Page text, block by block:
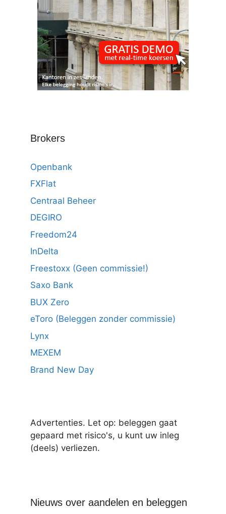
Brokers
Openbank
FXFlat
Centraal Beheer
DEGIRO
Freedom24
InDelta
Freestoxx (Geen commissie!)
Saxo Bank
BUX Zero
eToro (Beleggen zonder commissie)
Lynx
MEXEM
Brand New Day
Advertenties. Let op: beleggen gaat
gepaard met risico's, u kunt uw inleg
(deels) verliezen.
Nieuws over aandelen en beleggen